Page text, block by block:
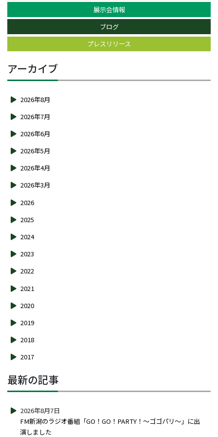
展示会情報
ブログ
プレスリリース
アーカイブ
2026年8月
2026年7月
2026年6月
2026年5月
2026年4月
2026年3月
2026
2025
2024
2023
2022
2021
2020
2019
2018
2017
最新の記事
FM新潟のラジオ番組「GO！GO！PARTY！～ゴゴパリ～」に出
演しました
2026年8月7日